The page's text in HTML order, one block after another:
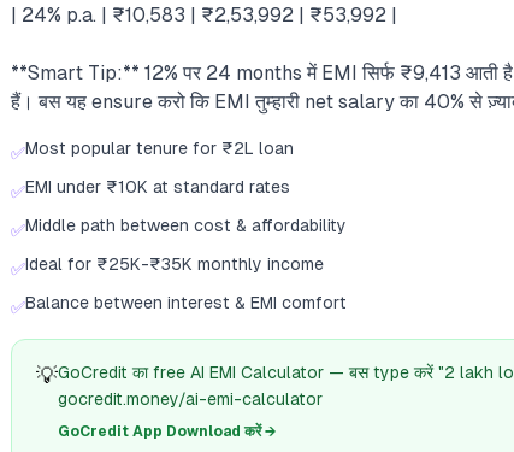
| 24% p.a. | ₹10,583 | ₹2,53,992 | ₹53,992 |
**Smart Tip:** 12% पर 24 months में EMI सिर्फ ₹9,413
हैं। बस यह ensure करो कि EMI तुम्हारी net salary का 40% से
✅Most popular tenure for ₹2L loan
✅EMI under ₹10K at standard rates
✅Middle path between cost & affordability
✅Ideal for ₹25K-₹35K monthly income
✅Balance between interest & EMI comfort
💡GoCredit का free AI EMI Calculator — बस type करें "2 lakh
gocredit.money/ai-emi-calculator
GoCredit App Download करें →